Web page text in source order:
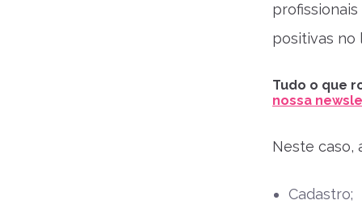
positivas no
Tudo o que
nossa
Neste caso,
Cadastro;